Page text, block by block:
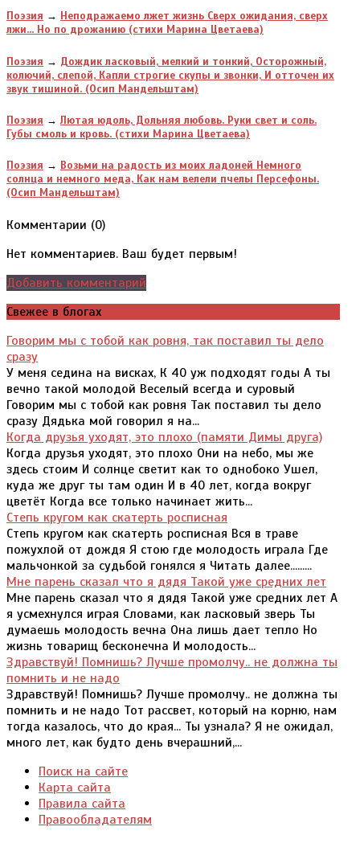
Поэзия → Неподражаемо лжет жизнь Сверх ожидания, сверх
лжи... Но по дрожанию (стихи Марина Цветаева)
Поэзия → Дождик ласковый, мелкий и тонкий, Осторожный,
колючий, слепой, Капли строгие скупы и звонки, И отточен их
звук тишиной. (Осип Мандельштам)
Поэзия →Лютая юдоль, Дольняя любовь. Руки свет и соль.
Губы смоль и кровь. (стихи Марина Цветаева)
Поэзия → Возьми на радость из моих ладоней Немного
солнца и немного меда, Как нам велели пчелы Персефоны.
(Осип Мандельштам)
Комментарии (0)
Нет комментариев. Ваш будет первым!
Добавить комментарий
Свежее в блогах
Говорим мы с тобой как ровня, так поставил ты дело
сразу
У меня седина на висках, К 40 уж подходят годы А ты
вечно такой молодой Веселый всегда и суровый
Говорим мы с тобой как ровня Так поставил ты дело
сразу Дядька мой говорил я на...
Когда друзья уходят, это плохо (памяти Димы друга)
Когда друзья уходят, это плохо Они на небо, мы же
здесь стоим И солнце светит как то однобоко Ушел,
куда же друг ты там один И в 40 лет, когда вокруг
цветёт Когда все только начинает жить...
Степь кругом как скатерть росписная
Степь кругом как скатерть росписная Вся в траве
пожухлой от дождя Я стою где молодость играла Где
мальчонкой за судьбой гонялся я Читать далее.........
Мне парень сказал что я дядя Такой уже средних лет
Мне парень сказал что я дядя Такой уже средних лет А
я усмехнулся играя Словами, как ласковый зверь Ты
думаешь молодость вечна Она лишь дает тепло Но
жизнь товарищ бесконечна И молодость...
Здравствуй! Помнишь? Лучше промолчу.. не должна ты
помнить и не надо
Здравствуй! Помнишь? Лучше промолчу.. не должна ты
помнить и не надо Тот рассвет, который на корню, нам
тогда казалось, что до края... Ты узнала? Я не ожидал,
много лет, как будто день вчерашний,...
Поиск на сайте
Карта сайта
Правила сайта
Правообладателям